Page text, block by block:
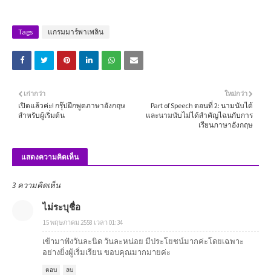
Tags แกรมมาร์พาเพลิน
ใหม่กว่า
Part of Speech ตอนที่ 2: นามนับได้
และนามนับไม่ได้สำคัญไฉนกับการ
เรียนภาษาอังกฤษ
เก่ากว่า
เปิดแล้วค่ะ! กรุ๊ปฝึกพูดภาษาอังกฤษ
สำหรับผู้เริ่มต้น
แสดงความคิดเห็น
3 ความคิดเห็น
ไม่ระบุชื่อ
15 พฤษภาคม 2558 เวลา 01:34
เข้ามาฟังวันละนิด วันละหน่อย มีประโยชน์มากค่ะโดยเฉพาะ
อย่างยิ่งผู้เริ่มเรียน ขอบคุณมากมายค่ะ
ตอบ ลบ